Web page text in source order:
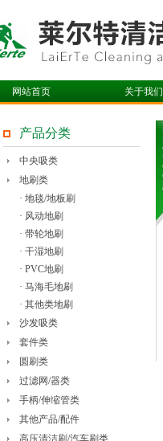
网站首页 关于我们
产品分类
中央吸类
地刷类
· 地毯/地板刷
· 风动地刷
· 带轮地刷
· 干湿地刷
· PVC地刷
· 马海毛地刷
· 其他类地刷
沙发吸类
套件类
圆刷类
过滤网/器类
手柄/伸缩管类
其他产品/配件
高压清洁刷/汽车刷类